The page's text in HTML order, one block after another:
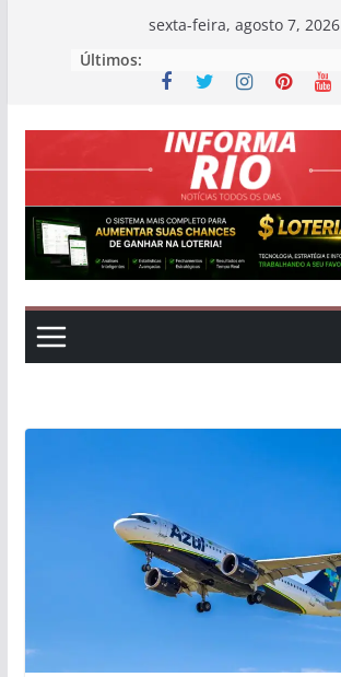
sexta-feira, agosto 7, 2026
Últimos: